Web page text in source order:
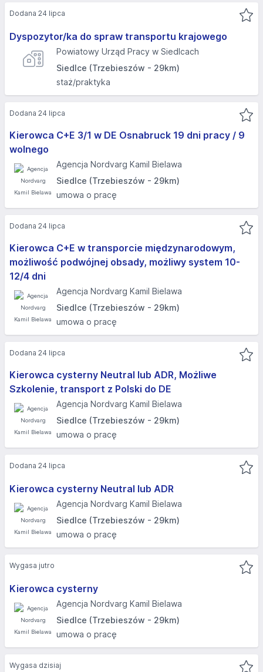
Dyspozytor/ka do spraw transportu krajowego
Powiatowy Urząd Pracy w Siedlcach
Siedlce (Trzebieszów - 29km)
staż/praktyka
Dodana 24 lipca
Kierowca C+E 3/1 w DE Osnabruck 19 dni pracy / 9
wolnego
Agencja Nordvarg Kamil Bielawa
Siedlce (Trzebieszów - 29km)
umowa o pracę
Dodana 24 lipca
Kierowca C+E w transporcie międzynarodowym,
możliwość podwójnej obsady, możliwy system 10-
12/4 dni
Agencja Nordvarg Kamil Bielawa
Siedlce (Trzebieszów - 29km)
umowa o pracę
Dodana 24 lipca
Kierowca cysterny Neutral lub ADR, Możliwe
Szkolenie, transport z Polski do DE
Agencja Nordvarg Kamil Bielawa
Siedlce (Trzebieszów - 29km)
umowa o pracę
Dodana 24 lipca
Kierowca cysterny Neutral lub ADR
Agencja Nordvarg Kamil Bielawa
Siedlce (Trzebieszów - 29km)
umowa o pracę
Dodana 24 lipca
Kierowca cysterny
Agencja Nordvarg Kamil Bielawa
Siedlce (Trzebieszów - 29km)
umowa o pracę
Wygasa jutro
Wygasa dzisiaj